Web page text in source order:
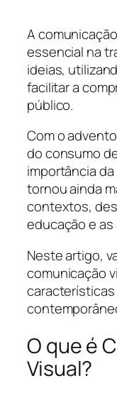
A
essencial na
ideias,
facilitar a
público.
Com o
do consumo
importância
tornou ainda
contextos,
educação e
Neste artigo,
comunicação
características
O que é
Visual?